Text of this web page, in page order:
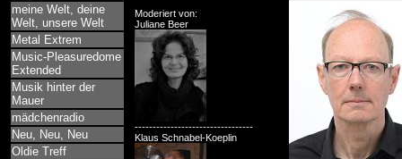
meine Welt, deine
Welt, unsere Welt
Metal Extrem
Music-Pleasuredome
Extended
Musik hinter der
Mauer
mädchenradio
Neu, Neu, Neu
Oldie Treff
Moderiert von:
Juliane Beer
---------------------------------
Klaus Schnabel-Koeplin